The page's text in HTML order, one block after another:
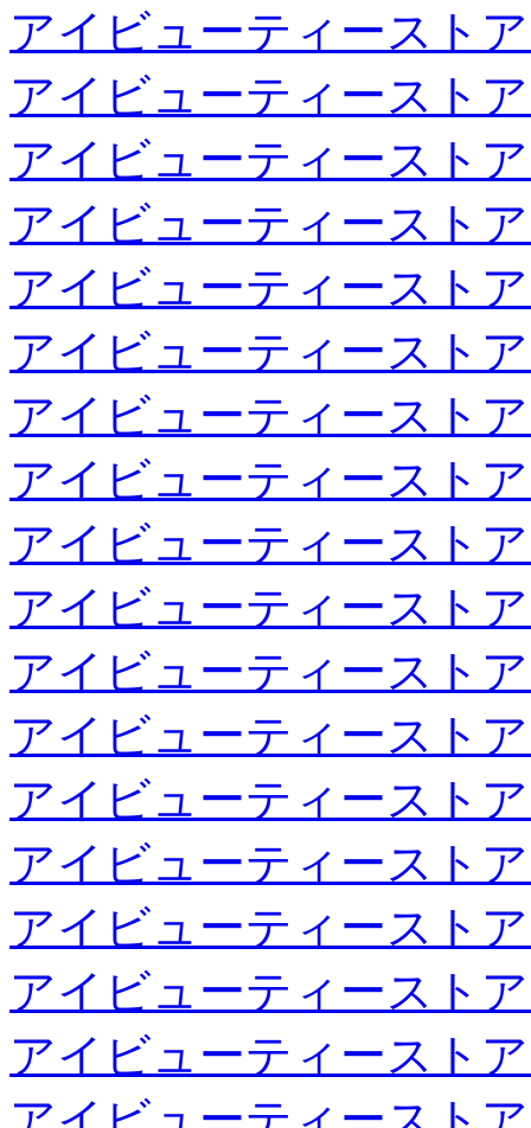
アイビューティースト
アイビューティースト
アイビューティースト
アイビューティースト
アイビューティースト
アイビューティースト
アイビューティースト
アイビューティースト
アイビューティースト
アイビューティースト
アイビューティースト
アイビューティースト
アイビューティースト
アイビューティースト
アイビューティースト
アイビューティースト
アイビューティースト